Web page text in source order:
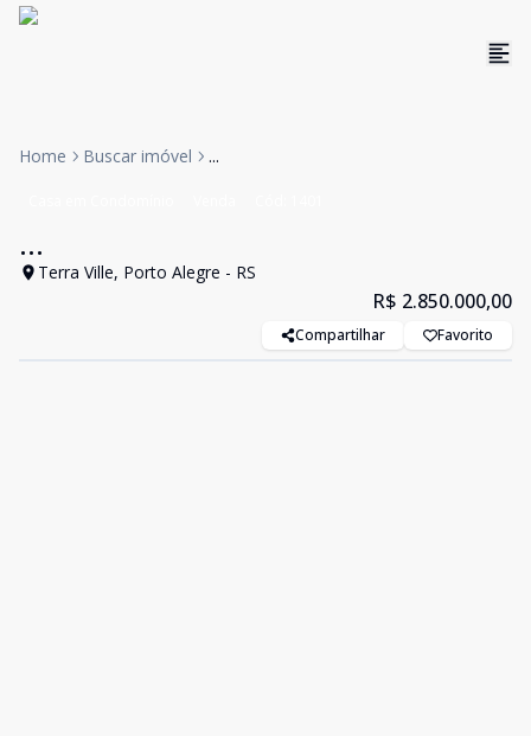
Home Buscar imóvel ...
...
Terra Ville, Porto Alegre - RS
R$ 2.850.000,00
Compartilhar Favorito